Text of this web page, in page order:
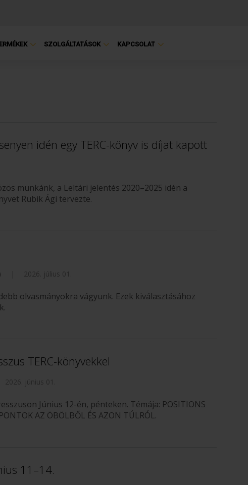
SZOLGÁLTATÁSOK KAPCSOLAT
idén egy TERC-könyv is díjat kapott
munkánk, a Leltári jelentés 2020–2025 idén a
Rubik Ági tervezte.
| 2026. július 01.
olvasmányokra vágyunk. Ezek kiválasztásához
TERC-könyvekkel
2026. június 01.
Június 12-én, pénteken. Témája: POSITIONS
AZ ÖBÖLBŐL ÉS AZON TÚLRÓL.
11–14.